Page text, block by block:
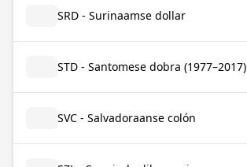
SRD - Surinaamse dollar
STD - Santomese dobra (1977–2017)
SVC - Salvadoraanse colón